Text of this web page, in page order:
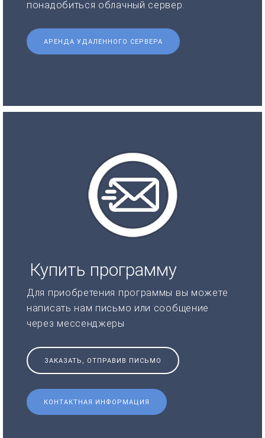
понадобиться облачный сервер.
АРЕНДА УДАЛЕННОГО СЕРВЕРА
Купить программу
Для приобретения программы вы можете
написать нам письмо или сообщение
через мессенджеры
ЗАКАЗАТЬ, ОТПРАВИВ ПИСЬМО
КОНТАКТНАЯ ИНФОРМАЦИЯ